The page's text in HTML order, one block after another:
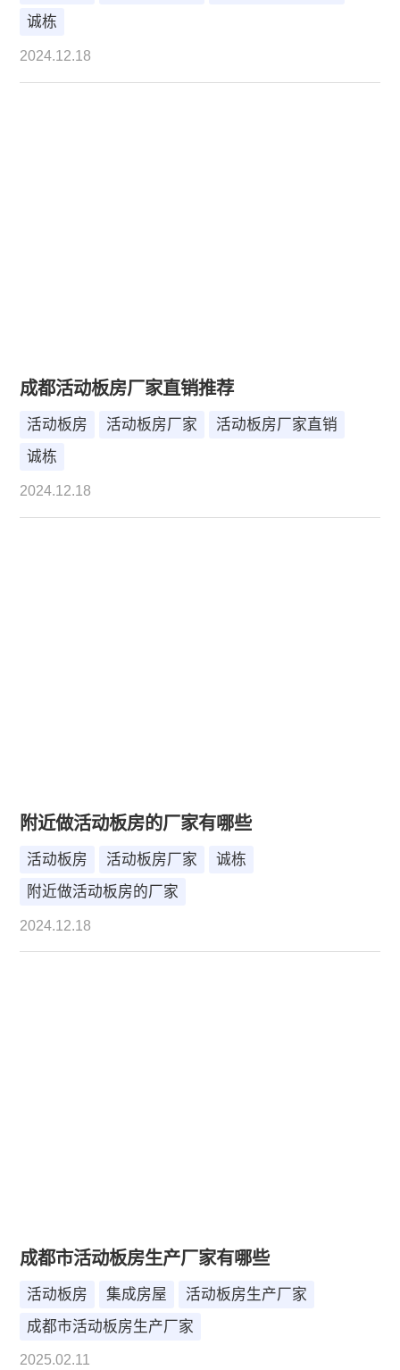
诚栋
2024.12.18
成都活动板房厂家直销推荐
活动板房 活动板房厂家
活动板房厂家直销
诚栋
2024.12.18
附近做活动板房的厂家有哪些
活动板房 活动板房厂家
诚栋
附近做活动板房的厂家
2024.12.18
成都市活动板房生产厂家有哪些
活动板房 集成房屋
活动板房生产厂家
成都市活动板房生产厂家
2025.02.11